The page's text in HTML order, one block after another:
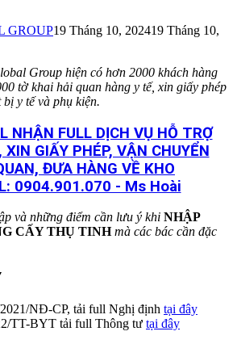
GROUP19 Tháng 10, 202419 Tháng 10,
Group hiện có hơn 2000 khách hàng
tờ khai hải quan hàng y tế, xin giấy phép
y tế và phụ kiện.
NHẬN FULL DỊCH VỤ HỖ TRỢ
XIN GIẤY PHÉP, VẬN CHUYỂN
ĐƯA HÀNG VỀ KHO
0904.901.070 - Ms Hoài
và những điểm cần lưu ý khi NHẬP
CẤY THỤ TINHmà các bác cần đặc
NĐ-CP, tải full Nghị định tại đây
TT-BYT tải full Thông tư tại đây